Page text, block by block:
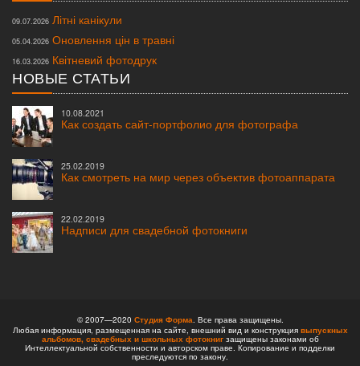
09.07.2026 Літні канікули
05.04.2026 Оновлення цін в травні
16.03.2026 Квітневий фотодрук
НОВЫЕ СТАТЬИ
10.08.2021
Как создать сайт-портфолио для фотографа
25.02.2019
Как смотреть на мир через объектив фотоаппарата
22.02.2019
Надписи для свадебной фотокниги
© 2007—2020 Студия Форма. Все права защищены.
Любая информация, размещенная на сайте, внешний вид и конструкция выпускных
альбомов, свадебных и школьных фотокнигзащищены законами об
Интеллектуальной собственности и авторском праве. Копирование и подделки
преследуются по закону.